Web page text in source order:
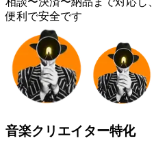
便利で安全です
音楽クリエイター特化